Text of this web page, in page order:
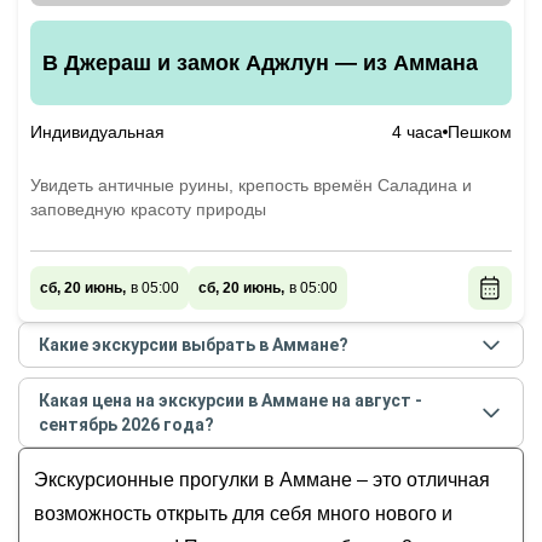
В Джераш и замок Аджлун — из Аммана
Индивидуальная 4 часа Пешком
Увидеть античные руины, крепость времён Саладина и
заповедную красоту природы
сб, 20 июнь, в 05:00 сб, 20 июнь, в 05:00
Какие экскурсии выбрать в Аммане?
Самые популярные экскурсиив Амманев августе
- сентябре 2026года:
Из Аммана — к святым местам: реке Иордан,
горе Небо и городу Мадаба
В Джераш и замок Аджлун — из Аммана
Какая цена на экскурсии в Аммане на август -
сентябрь 2026 года?
сентябрь 2026года от 200 до 220 EUR
Экскурсионные прогулки в Аммане – это отличная
возможность открыть для себя много нового и